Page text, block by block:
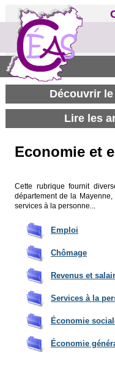
Economie et
Cette rubrique fournit
département de la
services à la personne...
Emploi
Chômage
Revenus et
Services à la
Économie
Économie